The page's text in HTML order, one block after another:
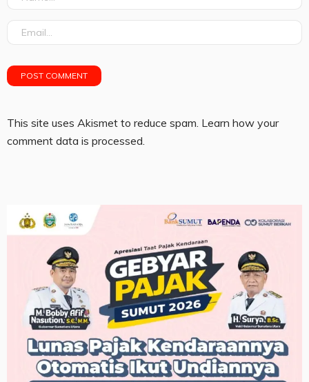
This site uses Akismet to reduce spam. Learn how your
comment data is processed.